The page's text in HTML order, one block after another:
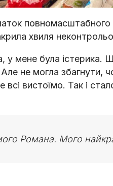
повномасштабного
хвиля
у мене була істерика.
не могла збагнути,
вистоїмо. Так і
Романа. Мого